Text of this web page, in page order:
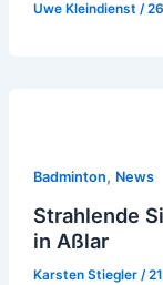
Uwe Kleindienst /
Badminton, News
Strahlende
in Aßlar
Karsten Stiegler /